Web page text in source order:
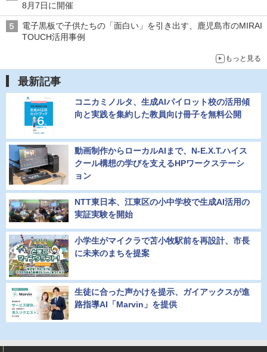
8月7日に開催
電子黒板で子供たちの「面白い」を引き出す、鹿児島市のMIRAI
TOUCH活用事例
もっと見る
最新記事
コニカミノルタ、生成AIパイロット校の活用傾
向と実践を集約した教員向け冊子を無料公開
動画制作からローカルAIまで、N-E.X.T.ハイス
クール構想の学びを支えるHPワークステーシ
ョン
NTT東日本、江東区の小中学校で生成AI活用の
実証実験を開始
小学生がマイクラで苫小牧駅前を再設計、市長
に未来のまちを提案
生徒に合った声かけを提示、ガイアックスが進
路指導AI「Marvin」を提供